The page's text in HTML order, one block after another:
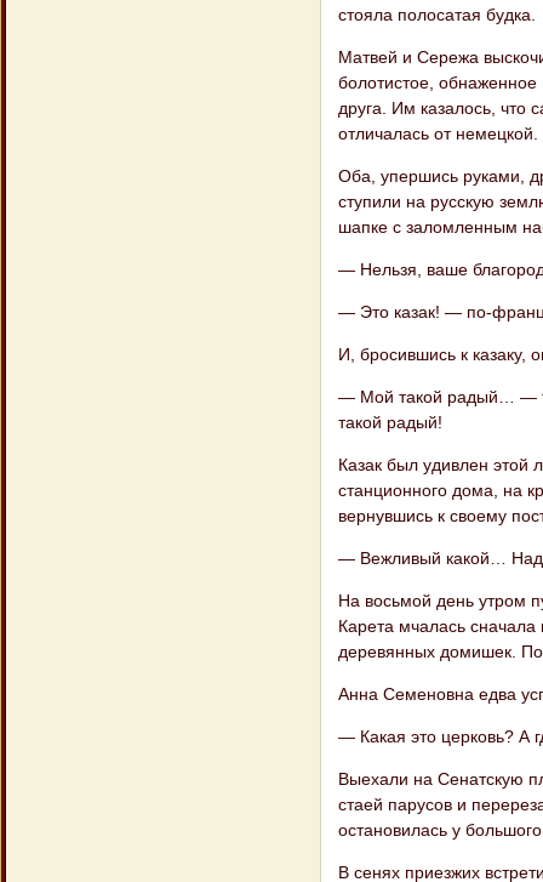
стояла полосатая будка.
Матвей и Сережа
болотистое,
друга. Им казалось, что
отличалась от
Оба, упершись руками,
ступили на русскую
шапке с заломленным
— Нельзя, ваше
— Это казак! — по-
И, бросившись к казаку,
— Мой такой радый… —
такой радый!
Казак был удивлен этой
станционного дома, на
вернувшись к своему
— Вежливый какой…
На восьмой день утром
Карета мчалась
деревянных домишек.
Анна Семеновна едва
— Какая это церковь? А
Выехали на Сенатскую
стаей парусов и
остановилась у
В сенях приезжих